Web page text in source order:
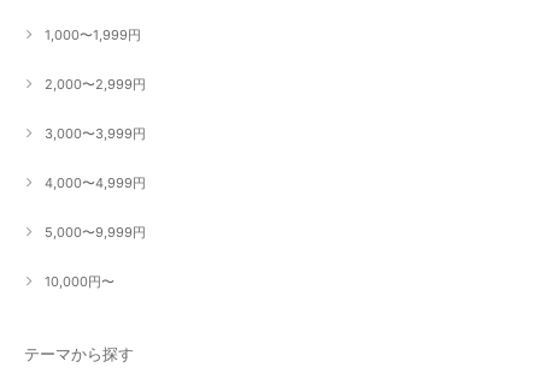
1,000〜1,999円
2,000〜2,999円
3,000〜3,999円
4,000〜4,999円
5,000〜9,999円
10,000円〜
テーマから探す